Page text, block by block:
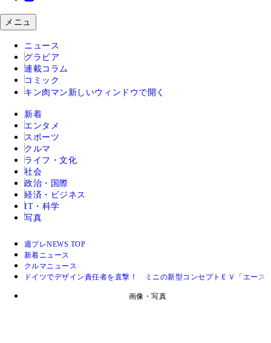
メニュ
ニュース
グラビア
連載コラム
コミック
キン肉マン 新しいウィンドウで開く
新着
エンタメ
スポーツ
クルマ
ライフ・文化
社会
政治・国際
経済・ビジネス
IT・科学
写真
週プレNEWS TOP
新着ニュース
クルマニュース
ドイツでデザイン責任者を直撃！ ミニの新型コンセプトＥＶ「エース
画像・写真